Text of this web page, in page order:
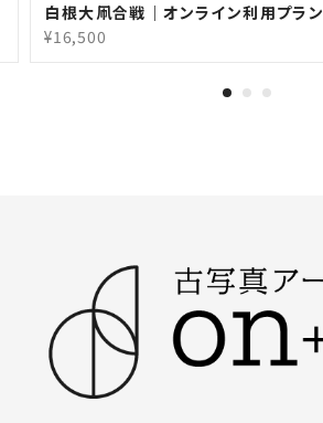
白根大凧合戦｜オンライン利用プラン
¥16,500